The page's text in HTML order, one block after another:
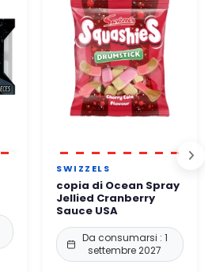
SWIZZELS
copia di Ocean Spray
Jellied Cranberry
Sauce USA
Da consumarsi : 1
settembre 2027